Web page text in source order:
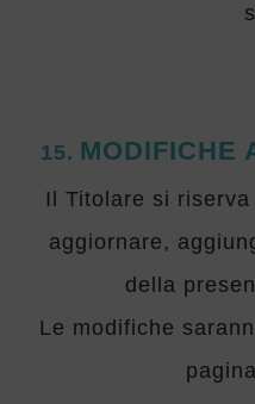
15. MODIFICHE
Il Titolare si
aggiornare,
della
Le modifiche